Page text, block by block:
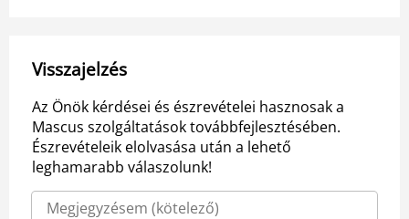
Visszajelzés
Az Önök kérdései és észrevételei hasznosak a
Mascus szolgáltatások továbbfejlesztésében.
Észrevételeik elolvasása után a lehető
leghamarabb válaszolunk!